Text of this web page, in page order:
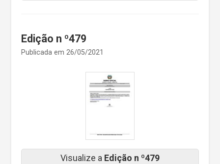
Edição n º479
Publicada em 26/05/2021
Visualize a Edição n º479